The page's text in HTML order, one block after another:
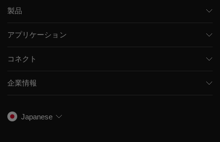
製品
キャピラリー電気泳動機器
統合ソリューション
HPLC製品
スペクトルライブラリ
アプリケーション
環境分析
法医学ソリューション
コネクト
トレーニング
キャリア
企業情報
SCIEXの歴史
プレスリリース
Japanese